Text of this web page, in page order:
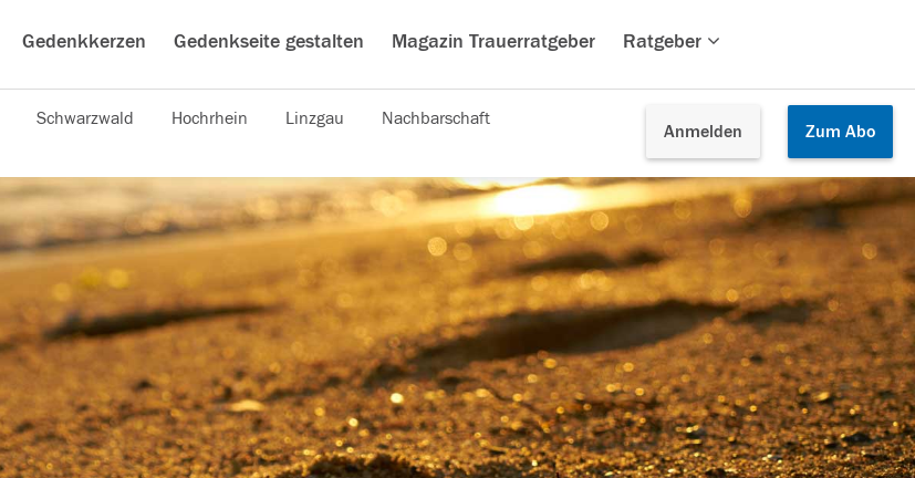
Gedenkkerzen Gedenkseite gestalten Magazin Trauerratgeber Ratgeber
Anmelden Zum Abo
Schwarzwald Hochrhein Linzgau Nachbarschaft